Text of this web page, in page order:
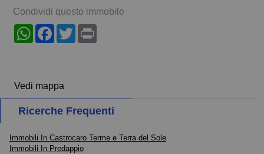
Condividi questo immobile
WhatsAppFacebook
Twitter
Vedi mappa
Ricerche Frequenti
Immobili In Castrocaro Terme e Terra del Sole
Immobili In Predappio